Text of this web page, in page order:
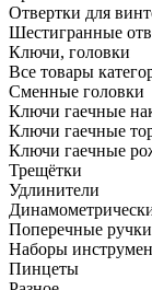
Отвертки для
Шестигранные
Ключи, головки
Все товары
Сменные головки
Ключи гаечные
Ключи гаечные
Ключи гаечные
Трещётки
Удлинители
Поперечные ручки
Наборы
Пинцеты